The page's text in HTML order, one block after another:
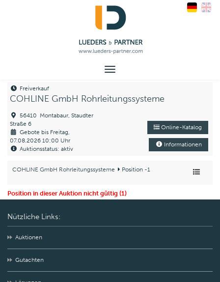
Toggle
Freiverkauf
COHLINE GmbH Rohrleitungssysteme
56410 Montabaur, Staudter
Straße 6
Gebote bis Freitag,
07.08.2026 10:00 Uhr
Auktionsstatus: aktiv
Online-Katalog
Informationen
COHLINE GmbH Rohrleitungssysteme Position -1
Position in dieser Auktion nicht gültig (1)
Nützliche Links:
Auktionen
Gutachten